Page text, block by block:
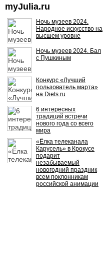
myJulia.ru
Ночь музеев 2024.
Народное искусство на
высшем уровне
Ночь музеев 2024. Бал
с Пушкиным
Конкурс «Лучший
пользователь марта»
на Diets.ru
6 интересных
традиций встречи
нового года со всего
мира
«Ёлка телеканала
Карусель» в Крокусе
подарит
незабываемый
новогодний праздник
всем поклонникам
российской анимации